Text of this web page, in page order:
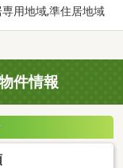
用地域,準住居地域
件情報